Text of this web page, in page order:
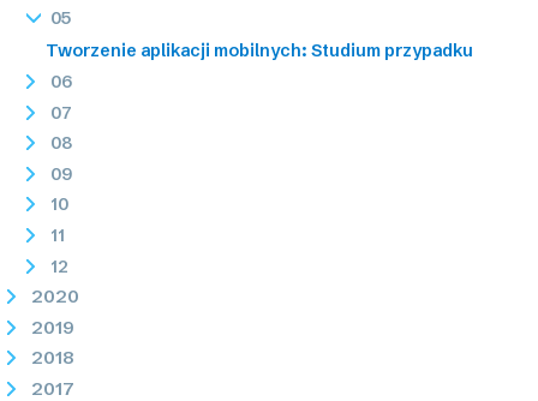
05
Tworzenie aplikacji mobilnych: Studium przypadku
06
07
08
09
10
11
12
2020
2019
2018
2017